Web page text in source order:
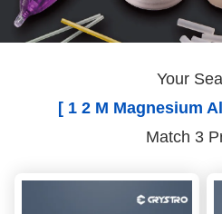
Your
[ 1 2 M Magnesium
Match 3